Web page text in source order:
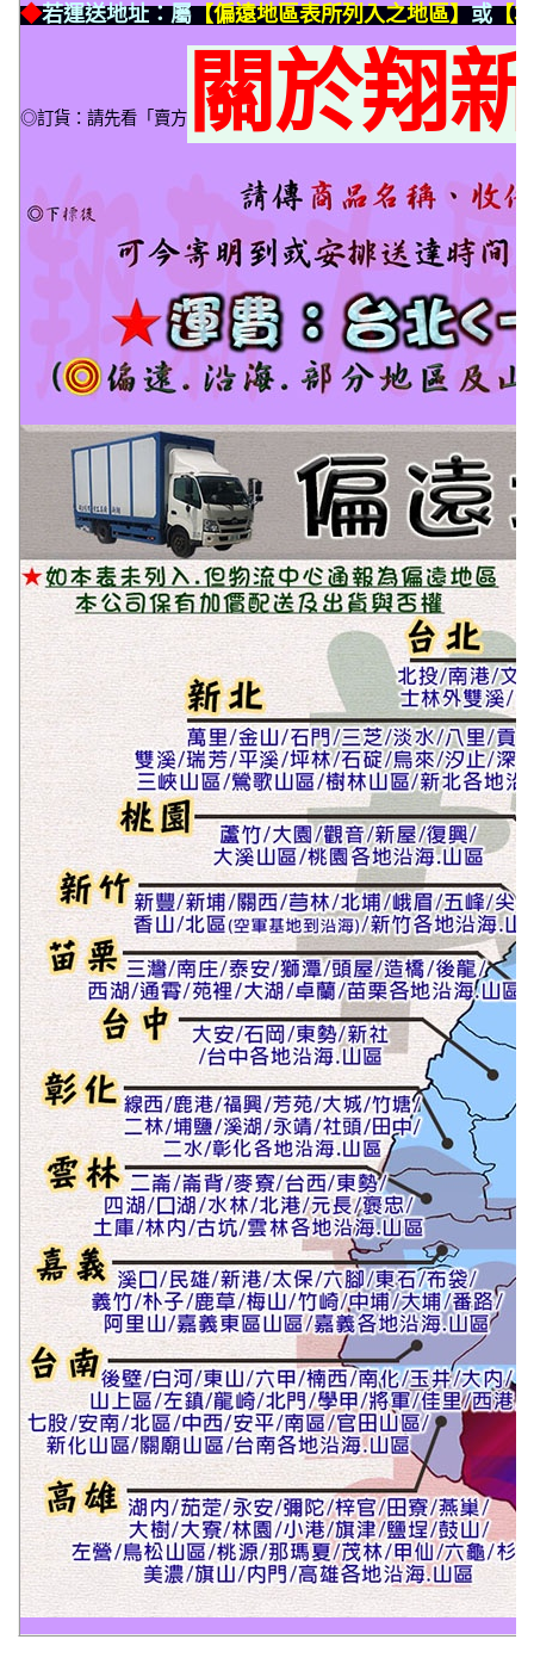
◆若運送地址：屬 【偏遠地區表所列入之地區】 或 【
◎訂貨：請先看「賣方 關於翔新